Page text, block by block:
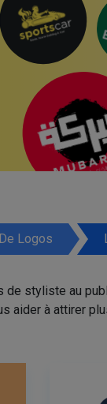
Logos
de styliste au
aider à attirer